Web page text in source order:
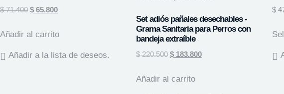
$71.400 $ 65.800
Añadir al carrito
Añadir a la lista de deseos.
Set adiós pañales desechables -
Grama Sanitaria para Perros con
bandeja extraíble
$220.500 $183.800
Añadir al carrito
$